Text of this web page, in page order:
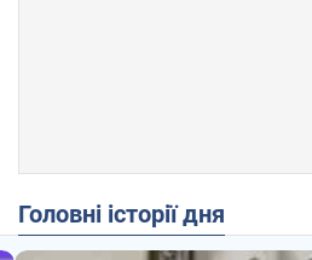
Головні історії дня